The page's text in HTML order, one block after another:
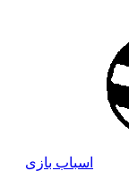
اسباب بازی